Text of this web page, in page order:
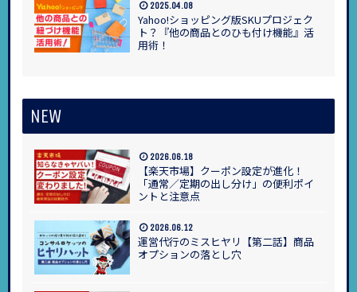
Yahoo!ショッピング版SKUプロジェク
ト？『他の商品とのひも付け機能』活
用術！
2025.04.08
NEW
【楽天市場】クーポン設定が進化！
「通常／定期の出し分け」の便利ポイ
ントと注意点
2026.06.18
運営代行のミスヒヤリ【第二話】商品
オプションの落とし穴
2026.06.12